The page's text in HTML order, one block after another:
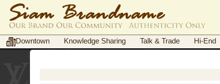
Downtown Knowledge Sharing Talk & Trade Hi-End